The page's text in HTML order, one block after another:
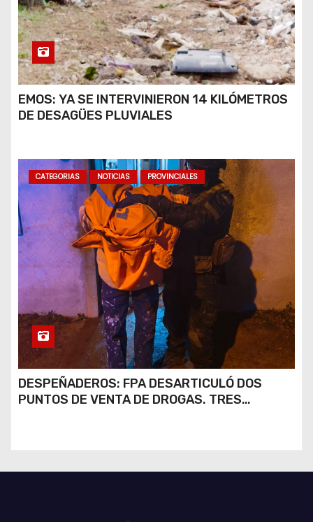
EMOS: YA SE INTERVINIERON 14 KILÓMETROS
DE DESAGÜES PLUVIALES
CATEGORIAS NOTICIAS PROVINCIALES
DESPEÑADEROS: FPA DESARTICULÓ DOS
PUNTOS DE VENTA DE DROGAS. TRES